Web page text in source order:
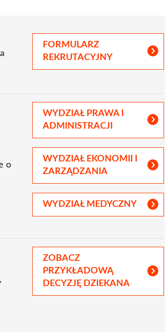
FORMULARZ
REKRUTACYJNY
o
WYDZIAŁ PRAWA I
ADMINISTRACJI
WYDZIAŁ EKONOMII I
ZARZĄDZANIA
WYDZIAŁ MEDYCZNY
ZOBACZ
PRZYKŁADOWĄ
DECYZJĘ DZIEKANA